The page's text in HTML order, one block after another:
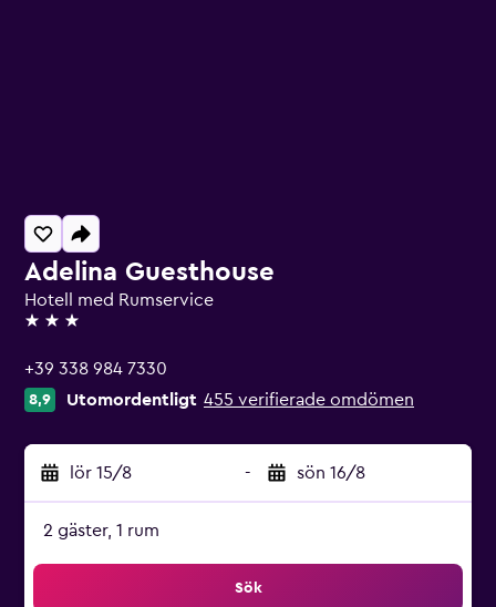
Adelina Guesthouse
Hotell med Rumservice
3 stjärnor
+39 338 984 7330
8,9 Utomordentligt 455 verifierade omdömen
lör 15/8 - sön 16/8
2 gäster, 1 rum
Sök